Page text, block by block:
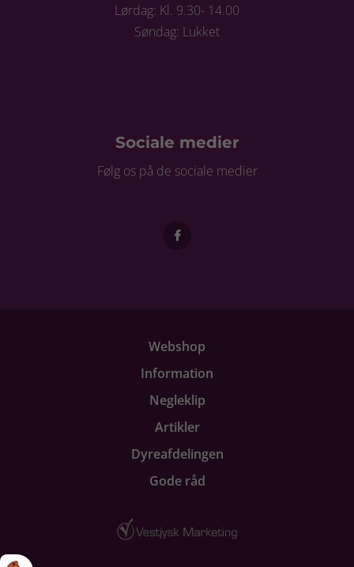
Lørdag: Kl. 9.30- 14.00
Søndag: Lukket
Sociale medier
Følg os på de sociale medier
Webshop
Information
Negleklip
Artikler
Dyreafdelingen
Gode råd